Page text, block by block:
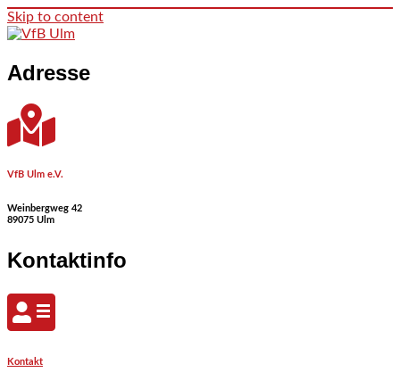
Skip to content
Adresse
VfB Ulm e.V.
Weinbergweg 42
89075 Ulm
Kontaktinfo
Kontakt